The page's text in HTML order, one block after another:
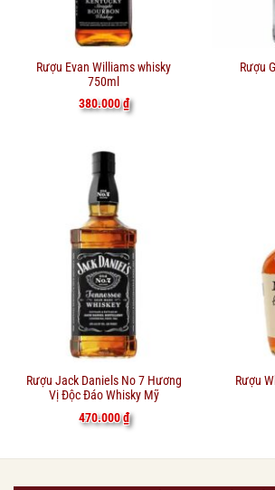
Rượu Evan Williams whisky
750ml
380.000₫
Rượu
Rượu Jack Daniels No 7 Hương
Vị Độc Đáo Whisky Mỹ
470.000₫
Rượu